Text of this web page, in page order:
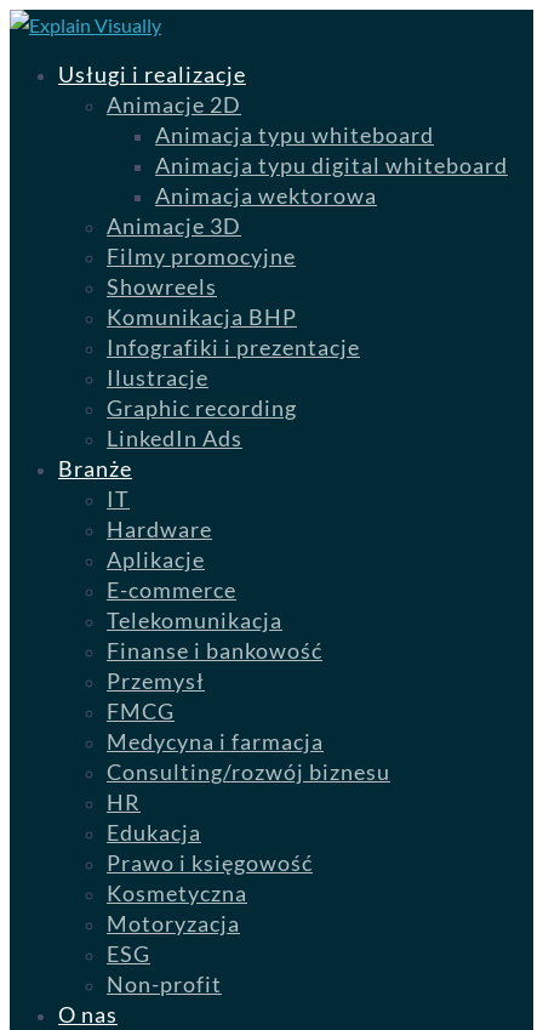
Usługi i realizacje
Animacje 2D
Animacja typu whiteboard
Animacja typu digital whiteboard
Animacja wektorowa
Animacje 3D
Filmy promocyjne
Showreels
Komunikacja BHP
Infografiki i prezentacje
Ilustracje
Graphic recording
LinkedIn Ads
Branże
IT
Hardware
Aplikacje
E-commerce
Telekomunikacja
Finanse i bankowość
Przemysł
FMCG
Medycyna i farmacja
Consulting/rozwój biznesu
HR
Edukacja
Prawo i księgowość
Kosmetyczna
Motoryzacja
ESG
Non-profit
O nas